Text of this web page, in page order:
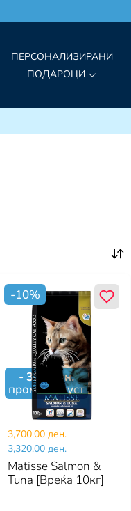
ПЕРСОНАЛИЗИРАНИ
ПОДАРОЦИ
-10%
- 380 ден.
промо попуст
3,700.00 ден.
3,320.00 ден.
Matisse Salmon &
Tuna [Вреќа 10кг]